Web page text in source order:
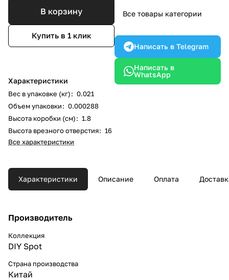
В корзину
Купить в 1 клик
Характеристики
Вес в упаковке (кг): 0.021
Объем упаковки: 0.000288
Высота коробки (см): 1.8
Высота врезного отверстия: 16
Все характеристики
Все товары категории
Написать в Telegram
Написать в
WhatsApp
Характеристики Описание Оплата
Производитель
Коллекция
DIY Spot
Страна производства
Китай